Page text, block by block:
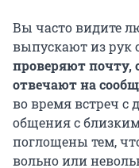
Вы часто видите
выпускают из рук
проверяют
отвечают на
во время встреч с
общения с
поглощены тем,
вольно или